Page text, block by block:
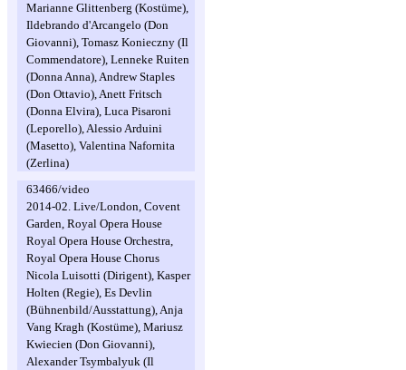
Marianne Glittenberg (Kostüme),
Ildebrando d'Arcangelo (Don
Giovanni), Tomasz Konieczny (Il
Commendatore), Lenneke Ruiten
(Donna Anna), Andrew Staples
(Don Ottavio), Anett Fritsch
(Donna Elvira), Luca Pisaroni
(Leporello), Alessio Arduini
(Masetto), Valentina Nafornita
(Zerlina)
63466/video
2014-02. Live/London, Covent
Garden, Royal Opera House
Royal Opera House Orchestra,
Royal Opera House Chorus
Nicola Luisotti (Dirigent), Kasper
Holten (Regie), Es Devlin
(Bühnenbild/Ausstattung), Anja
Vang Kragh (Kostüme), Mariusz
Kwiecien (Don Giovanni),
Alexander Tsymbalyuk (Il